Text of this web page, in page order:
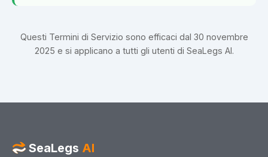
Questi Termini di Servizio sono efficaci dal 30 novembre
2025 e si applicano a tutti gli utenti di SeaLegs AI.
SeaLegs AI